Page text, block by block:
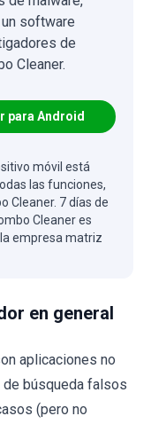
software
de
Cleaner.
para Android
móvil está
las funciones,
Cleaner. 7 días de
Cleaner es
empresa matriz
en general
aplicaciones no
búsqueda falsos
(pero no